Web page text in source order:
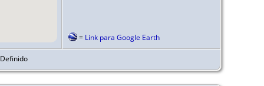
= Link para Google Earth